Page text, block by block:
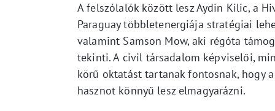
A felszólalók között lesz Aydin Kilic, a
Paraguay többletenergiája stratégiai
valamint Samson Mow, aki régóta
tekinti. A civil társadalom képviselői,
körű oktatást tartanak fontosnak, hogy
hasznot könnyű lesz elmagyarázni.